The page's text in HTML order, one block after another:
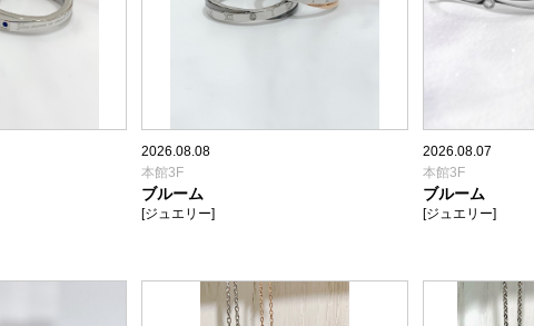
2026.08.08
本館3F
ブルーム
[ジュエリー]
2026.08.07
本館3F
ブルーム
[ジュエリー]